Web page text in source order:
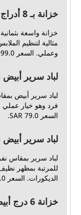
خزانة بـ 8 أدراج أبيض ‎160×96 سم‏
مثالية لتنظيم
وعملي. السعر 699.0 SAR.
لباد سرير أبيض نفر
فرد وهو خيار عملي
السعر 79.0 SAR.
لباد سرير أبيض نفرين
للمرتبة بمظهر
الديكورات. السعر 99.0 SAR.
خزانة 6 درج أبيض بمقابض 172×83سم